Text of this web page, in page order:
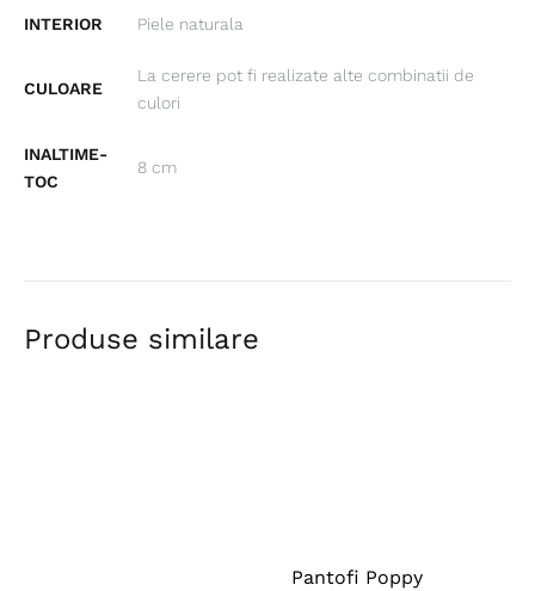
INTERIOR Piele naturala
CULOARE
La cerere pot fi realizate alte combinatii de
culori
INALTIME-
TOC
8 cm
Produse similare
Pantofi Poppy